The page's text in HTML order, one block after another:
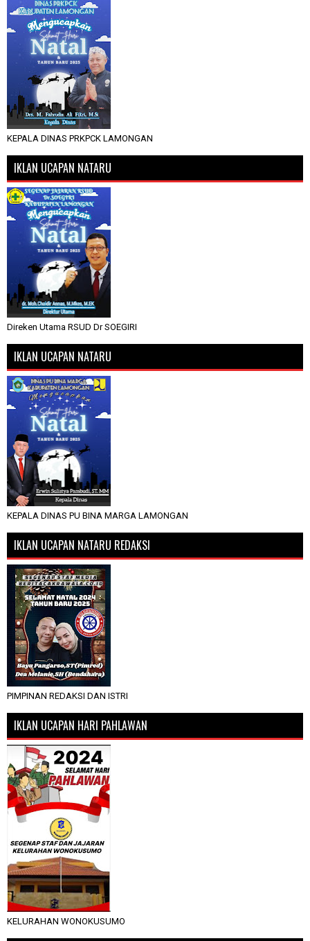
KEPALA DINAS PRKPCK LAMONGAN
IKLAN UCAPAN NATARU
Direken Utama RSUD Dr SOEGIRI
IKLAN UCAPAN NATARU
KEPALA DINAS PU BINA MARGA LAMONGAN
IKLAN UCAPAN NATARU REDAKSI
PIMPINAN REDAKSI DAN ISTRI
IKLAN UCAPAN HARI PAHLAWAN
KELURAHAN WONOKUSUMO